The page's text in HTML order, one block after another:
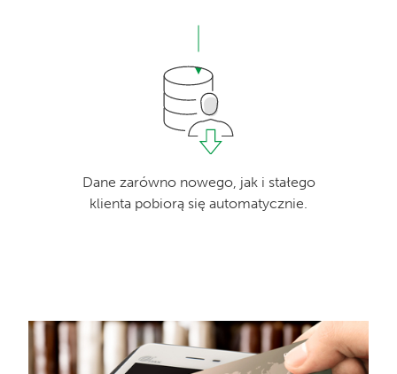
Dane zarówno nowego, jak i stałego
klienta pobiorą się automatycznie.